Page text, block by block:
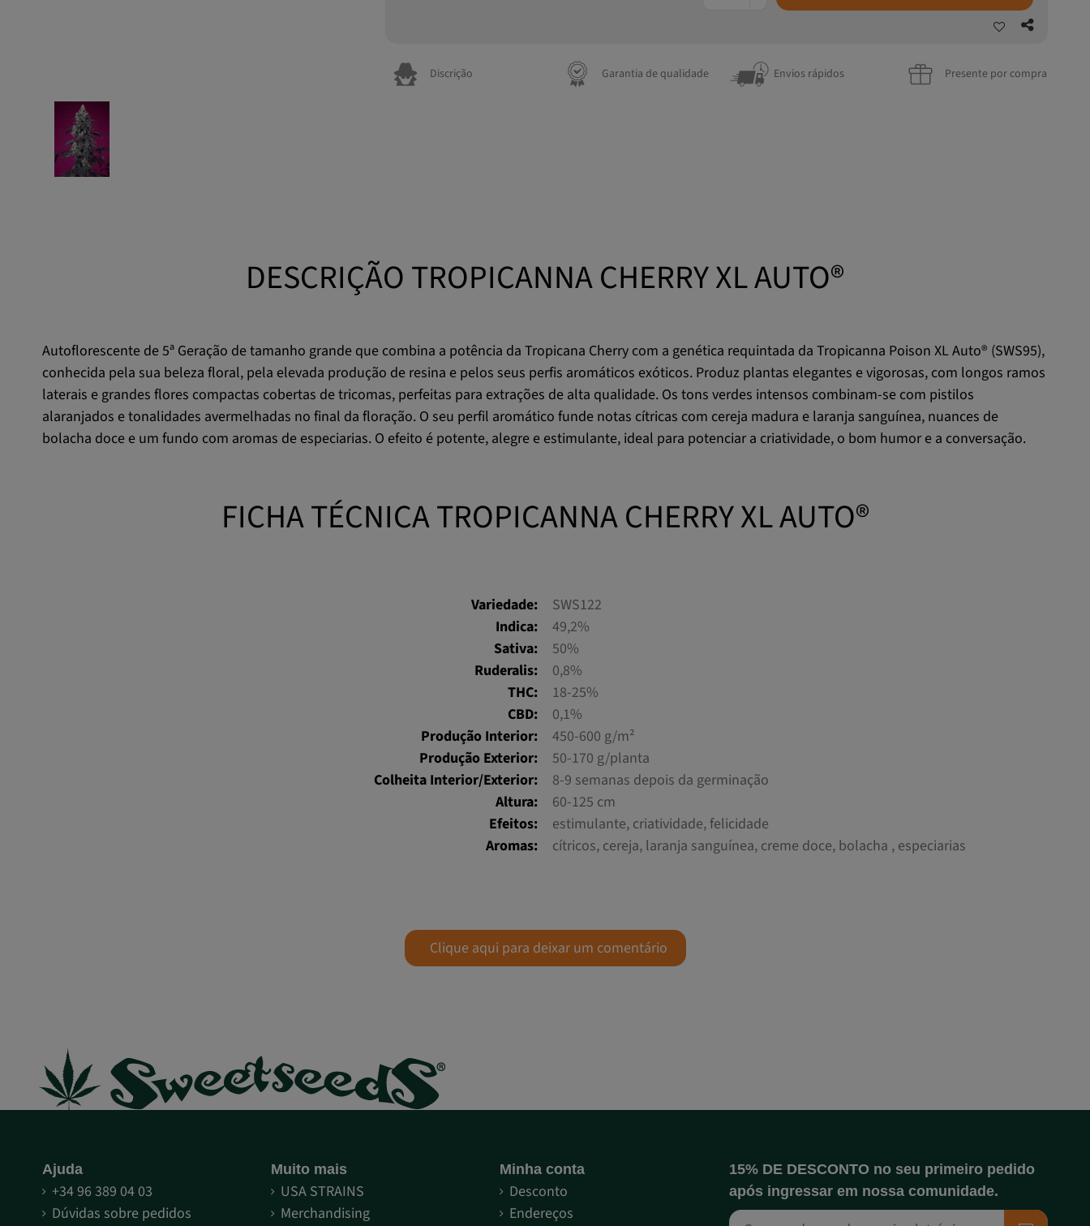
Discrição Garantia de qualidade Envios rápidos Presente por compra
DESCRIÇÃO TROPICANNA CHERRY XL AUTO®
Autoflorescente de 5ª Geração de tamanho grande que combina a potência da Tropicana Cherry com a genética requintada da Tropicanna Poison XL Auto® (SWS95),
conhecida pela sua beleza floral, pela elevada produção de resina e pelos seus perfis aromáticos exóticos. Produz plantas elegantes e vigorosas, com longos ramos
laterais e grandes flores compactas cobertas de tricomas, perfeitas para extrações de alta qualidade. Os tons verdes intensos combinam-se com pistilos
alaranjados e tonalidades avermelhadas no final da floração. O seu perfil aromático funde notas cítricas com cereja madura e laranja sanguínea, nuances de
bolacha doce e um fundo com aromas de especiarias. O efeito é potente, alegre e estimulante, ideal para potenciar a criatividade, o bom humor e a conversação.
FICHA TÉCNICA TROPICANNA CHERRY XL AUTO®
Variedade:
SWS122
Indica:
49,2%
Sativa:
50%
Ruderalis:
0,8%
THC:
18-25%
CBD:
0,1%
Produção Interior:
450-600 g/m²
Produção Exterior:
50-170 g/planta
Colheita Interior/Exterior:
8-9 semanas depois da germinação
Altura:
60-125 cm
Efeitos:
estimulante, criatividade, felicidade
Aromas:
cítricos, cereja, laranja sanguínea, creme doce, bolacha , especiarias
Clique aqui para deixar um comentário
Ajuda
+34 96 389 04 03
Dúvidas sobre pedidos
Muito mais
USA STRAINS
Merchandising
Minha conta
Desconto
Endereços
15% DE DESCONTO no seu primeiro pedido
após ingressar em nossa comunidade.